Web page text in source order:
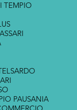
TEMPIO
PAUSANIA